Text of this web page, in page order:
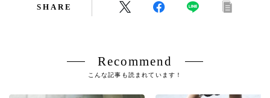
SHARE
Recommend
こんな記事も読まれています！